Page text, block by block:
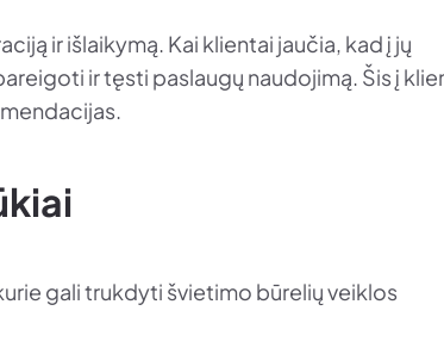
ir išlaikymą. Kai klientai jaučia, kad į jų
ir tęsti paslaugų naudojimą. Šis į
gali trukdyti švietimo būrelių veiklos